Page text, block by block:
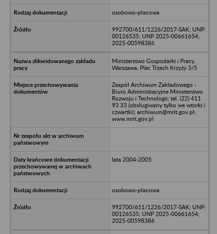
osobowo-płacowa
992700/611/1226/2017-SAK; UNP:
00126535; UNP 2025-00661654;
2025-00598386
Ministerstwo Gospodarki i Pracy,
Warszawa, Plac Trzech Krzyży 3/5
Zespół Archiwum Zakładowego -
Biuro Administracyjne Ministerstwo
Rozwoju i Technologii; tel. (22) 411
93 33 (obsługiwany tylko we wtorki i
czwartki); archiwum@mrit.gov.pl;
www.mrit.gov.pl
lata 2004-2005
osobowo-płacowa
992700/611/1226/2017-SAK; UNP:
00126535; UNP 2025-00661654;
2025-00598386